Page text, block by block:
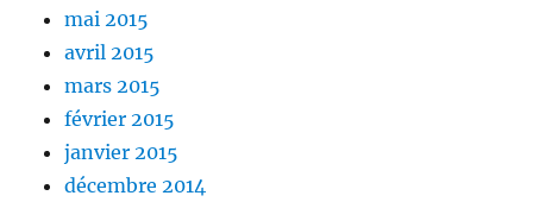
mai 2015
avril 2015
mars 2015
février 2015
janvier 2015
décembre 2014